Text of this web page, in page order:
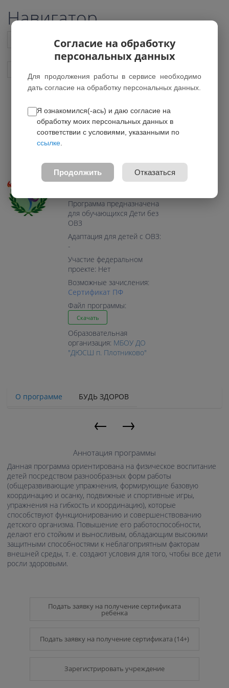
Навигатор
Список всех программ
Будь здоров
*Программа была удалена
Возраст: 7-11 лет
Направление:
Программа предназначена
для обучающихся Дети без
ОВЗ
Адаптация для детей с ОВЗ:
-
Участие федеральном
проекте: Нет
Возможные зачисления:
Cертификат ПФ
Файл программы:
Скачать
Образовательная
организация: МБОУ ДО
"ДЮСШ п. Плотниково"
О программе БУДЬ ЗДОРОВ
← →
Аннотация программы
Данная программа ориентирована на физическое воспитание
детей посредством разнообразных форм работы
(общеразвивающие упражнения, формирующие базовую
координацию и осанку, подвижные и спортивные игры,
упражнения на гибкость и координацию), которые
способствуют функционированию и совершенствованию
детского организма. Повышение его работоспособности,
делают его стойким и выносливым, обладающим высокими
защитными способностями к неблагоприятным факторам
внешней среды, т. е. создают условия для того, чтобы все дети
росли здоровыми.
Подать заявку на получение сертификата
ребенка
Подать заявку на получение сертификата (14+)
Зарегистрировать учреждение
Согласие на обработку
персональных данных
Для продолжения работы в сервисе необходимо
дать согласие на обработку персональных данных.
Я ознакомился(-ась) и даю согласие на
обработку моих персональных данных в
соответствии с условиями, указанными по
ссылке
Продолжить Отказаться